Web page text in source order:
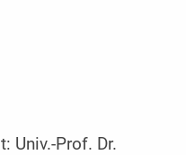
Univ.-Prof. Dr.